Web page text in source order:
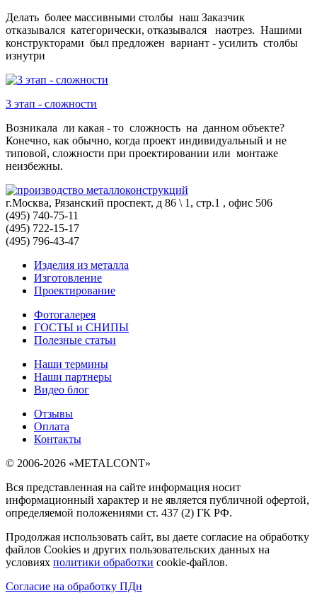
Делать более массивными столбы наш Заказчик
отказывался категорически, отказывался наотрез. Нашими
конструкторами был предложен вариант - усилить столбы
изнутри
3 этап - сложности
Возникала ли какая - то сложность на данном объекте?
Конечно, как обычно, когда проект индивидуальный и не
типовой, сложности при проектировании или монтаже
неизбежны.
г.Москва, Рязанский проспект, д 86 \ 1, стр.1 , офис 506
(495) 740-75-11
(495) 722-15-17
(495) 796-43-47
Изделия из металла
Изготовление
Проектирование
Фотогалерея
ГОСТЫ и СНИПЫ
Полезные статьи
Наши термины
Наши партнеры
Видео блог
Отзывы
Оплата
Контакты
© 2006-2026 «METALCONT»
Вся представленная на сайте информация носит
информационный характер и не является публичной офертой,
определяемой положениями ст. 437 (2) ГК РФ.
Продолжая использовать сайт, вы даете согласие на обработку
файлов Cookies и других пользовательских данных на
условиях политики обработки cookie-файлов.
Согласие на обработку ПДн